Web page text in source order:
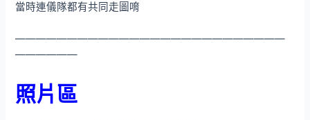
當時連儀隊都有共同走圖唷
——————————————————————————
——————
照片區